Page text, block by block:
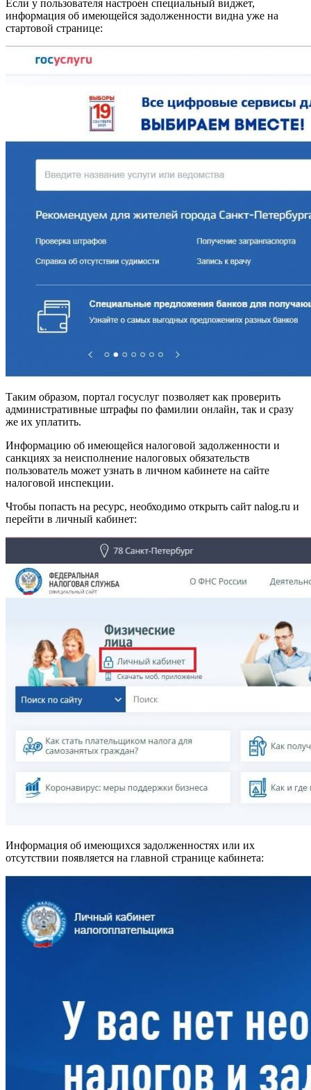
Если у пользователя настроен специальный виджет,
информация об имеющейся задолженности видна уже на
стартовой странице:
Таким образом, портал госуслуг позволяет как проверить
административные штрафы по фамилии онлайн, так и сразу
же их уплатить.
Информацию об имеющейся налоговой задолженности и
санкциях за неисполнение налоговых обязательств
пользователь может узнать в личном кабинете на сайте
налоговой инспекции.
Чтобы попасть на ресурс, необходимо открыть сайт nalog.ru и
перейти в личный кабинет:
Информация об имеющихся задолженностях или их
отсутствии появляется на главной странице кабинета: